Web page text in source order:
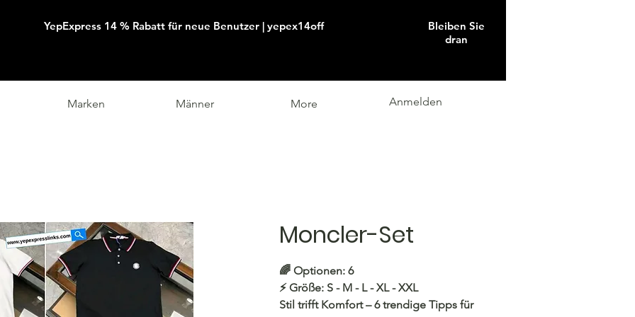
YepExpress 14 % Rabatt für neue Benutzer | yepex14off
Bleiben Sie
dran
Marken Männer More Anmelden
Moncler-Set
🌈 Optionen: 6
⚡️ Größe: S - M - L - XL - XXL
Stil trifft Komfort – 6 trendige Tipps für